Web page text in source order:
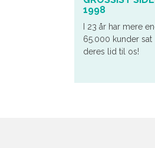
1998
I 23 år har mere
65.000 kunder sat
deres lid til os!